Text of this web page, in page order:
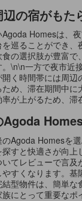
の宿がもた
Homesは、
巡ることができ
の選択肢が豊富
\n\n一方で夜市近
開く時間帯には周
め、滞在期間中
が上がるため、滞
Agoda Homesを
すと快適さが向
てレビューで言
やすくなります。
結型物件は、簡単
にとって重要な